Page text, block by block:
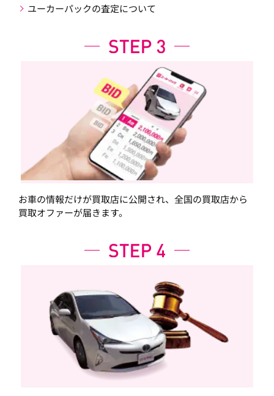
ユーカーパックの査定について
お車の情報だけが買取店に公開され、全国の買取店から
買取オファーが届きます。